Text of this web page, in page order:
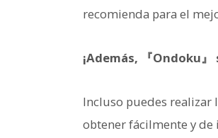
recomienda para el
¡Además, 『Ondoku
Incluso puedes realizar
obtener fácilmente y